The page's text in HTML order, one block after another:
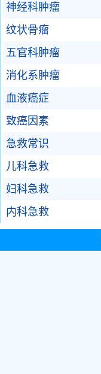
神经科肿瘤
纹状骨瘤
五官科肿瘤
消化系肿瘤
血液癌症
致癌因素
急救常识
儿科急救
妇科急救
内科急救